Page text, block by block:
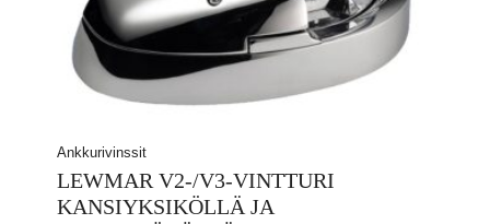
Ankkurivinssit
LEWMAR V2-/V3-VINTTURI
KANSIYKSIKÖLLÄ JA